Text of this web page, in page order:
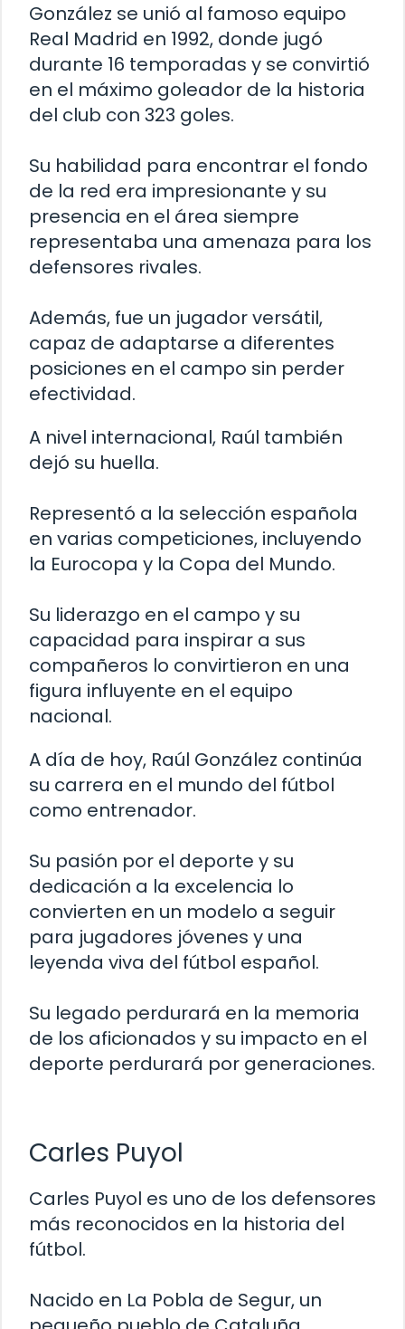
González se unió al famoso equipo
Real Madrid en 1992, donde jugó
durante 16 temporadas y se convirtió
en el máximo goleador de la historia
del club con 323 goles.
Su habilidad para encontrar el fondo
de la red era impresionante y su
presencia en el área siempre
representaba una amenaza para los
defensores rivales.
Además, fue un jugador versátil,
capaz de adaptarse a diferentes
posiciones en el campo sin perder
efectividad.
A nivel internacional, Raúl también
dejó su huella.
Representó a la selección española
en varias competiciones, incluyendo
la Eurocopa y la Copa del Mundo.
Su liderazgo en el campo y su
capacidad para inspirar a sus
compañeros lo convirtieron en una
figura influyente en el equipo
nacional.
A día de hoy, Raúl González continúa
su carrera en el mundo del fútbol
como entrenador.
Su pasión por el deporte y su
dedicación a la excelencia lo
convierten en un modelo a seguir
para jugadores jóvenes y una
leyenda viva del fútbol español.
Su legado perdurará en la memoria
de los aficionados y su impacto en el
deporte perdurará por generaciones.
Carles Puyol
Carles Puyol es uno de los defensores
más reconocidos en la historia del
fútbol.
Nacido en La Pobla de Segur, un